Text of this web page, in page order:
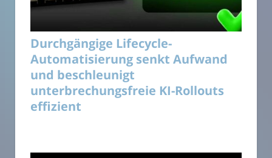
Durchgängige Lifecycle-
Automatisierung senkt Aufwand
und beschleunigt
unterbrechungsfreie KI-Rollouts
effizient